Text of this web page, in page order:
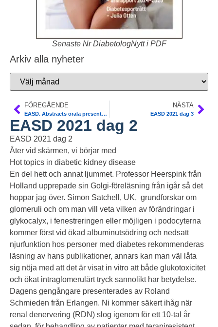
Senaste Nr DiabetologNytt i PDF
Arkiv alla nyheter
FÖREGÅENDE
EASD. Abstracts orala presentationer fritt
NÄSTA
EASD 2021 dag 3
EASD 2021 dag 2
EASD 2021 dag 2
Åter vid skärmen, vi börjar med
Hot topics in diabetic kidney disease
En del hett och annat ljummet. Professor Heerspink från
Holland upprepade sin Golgi-föreläsning från igår så det
hoppar jag över. Simon Satchell, UK, grundforskar om
glomeruli och om man vill veta vilken av förändringar i
glykocalyx, i fenestreringen eller möjligen i podocyterna
kommer först vid ökad albuminutsödring och nedsatt
njurfunktion hos personer med diabetes rekommenderas
läsning av hans publikationer, annars kan man väl låta
sig nöja med att det är visat in vitro att både glukotoxicitet
och ökat intraglomerulärt tryck sannolikt har betydelse.
Dagens gengångare presenterades av Roland
Schmieden från Erlangen. Ni kommer säkert ihåg när
renal denervering (RDN) slog igenom för ett 10-tal år